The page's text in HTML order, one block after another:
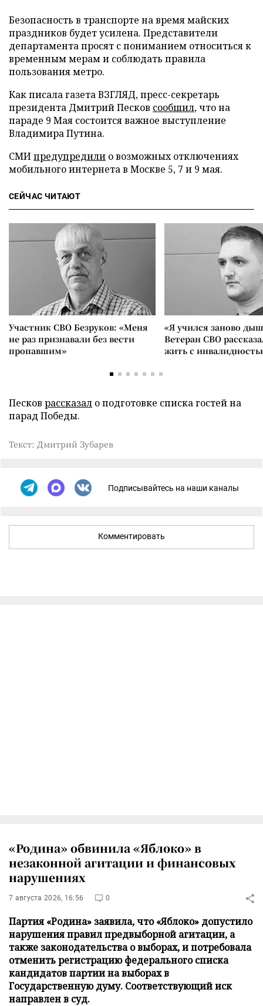
Безопасность в транспорте на время майских
праздников будет усилена. Представители
департамента просят с пониманием относиться к
временным мерам и соблюдать правила
пользования метро.
Как писала газета ВЗГЛЯД, пресс-секретарь
президента Дмитрий Песков сообщил, что на
параде 9 Мая состоится важное выступление
Владимира Путина.
СМИпредупредили о возможных отключениях
мобильного интернета в Москве 5, 7 и 9 мая.
СЕЙЧАС ЧИТАЮТ
Участник СВО Безруков: «Меня
не раз признавали без вести
пропавшим»
«Я учился заново
Ветеран СВО
жить с
Песков рассказал о подготовке списка гостей на
парад Победы.
Текст: Дмитрий Зубарев
Подписывайтесь на наши каналы
Комментировать
«Родина» обвинила «Яблоко» в
незаконной агитации и финансовых
нарушениях
7 августа 2026, 16:56 0
Партия «Родина» заявила, что «Яблоко» допустило
нарушения правил предвыборной агитации, а
также законодательства о выборах, и потребовала
отменить регистрацию федерального списка
кандидатов партии на выборах в
Государственную думу. Соответствующий иск
направлен в суд.